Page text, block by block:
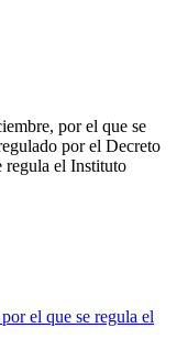
por el que se
por el Decreto
regula el Instituto
el que se regula el